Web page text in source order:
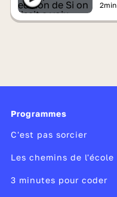
2min
Programmes
C'est pas sorcier
Les chemins de l'école
3 minutes pour coder